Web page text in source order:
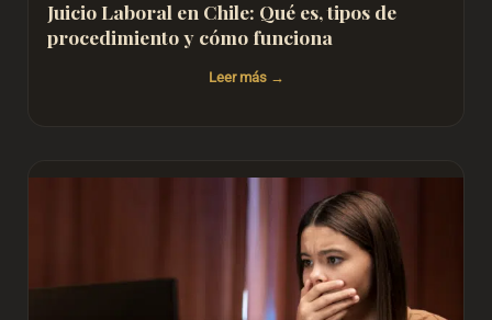
Juicio Laboral en Chile: Qué es, tipos de
procedimiento y cómo funciona
Leer más